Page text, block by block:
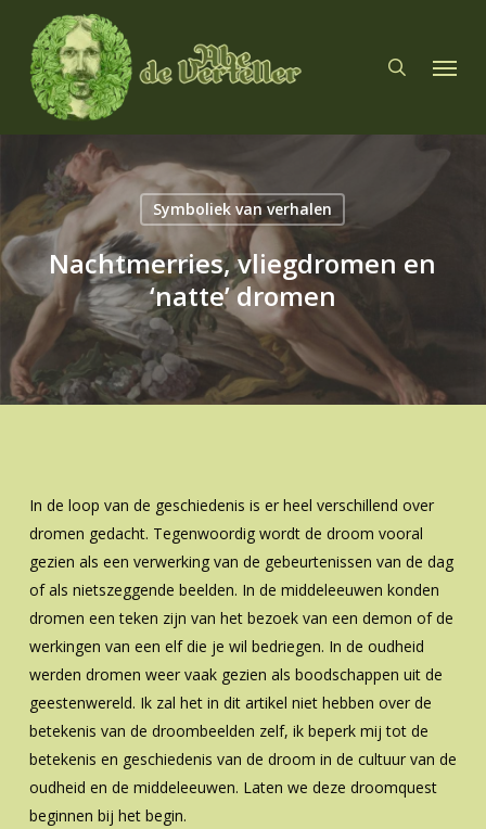
main
content
Menu
Symboliek van verhalen
Nachtmerries, vliegdromen en
‘natte’ dromen
In de loop van de geschiedenis is er heel verschillend over
dromen gedacht. Tegenwoordig wordt de droom vooral
gezien als een verwerking van de gebeurtenissen van de dag
of als nietszeggende beelden. In de middeleeuwen konden
dromen een teken zijn van het bezoek van een demon of de
werkingen van een elf die je wil bedriegen. In de oudheid
werden dromen weer vaak gezien als boodschappen uit de
geestenwereld. Ik zal het in dit artikel niet hebben over de
betekenis van de droombeelden zelf, ik beperk mij tot de
betekenis en geschiedenis van de droom in de cultuur van de
oudheid en de middeleeuwen. Laten we deze droomquest
beginnen bij het begin.